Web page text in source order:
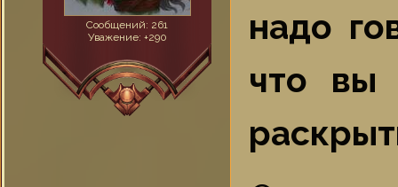
Сообщений: 261
Уважение: +290
надо
что вы